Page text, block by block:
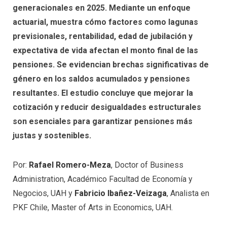
generacionales en 2025. Mediante un enfoque
actuarial, muestra cómo factores como lagunas
previsionales, rentabilidad, edad de jubilación y
expectativa de vida afectan el monto final de las
pensiones. Se evidencian brechas significativas de
género en los saldos acumulados y pensiones
resultantes. El estudio concluye que mejorar la
cotización y reducir desigualdades estructurales
son esenciales para garantizar pensiones más
justas y sostenibles.
Por: Rafael Romero-Meza, Doctor of Business
Administration, Académico Facultad de Economía y
Negocios, UAH y Fabricio Ibañez-Veizaga, Analista en
PKF Chile, Master of Arts in Economics, UAH.